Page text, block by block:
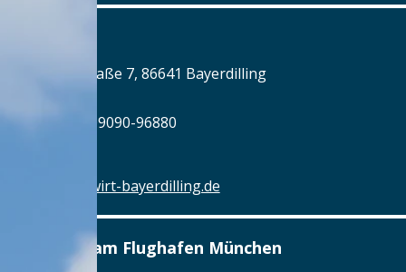
Rainer Straße 7, 86641 Bayerdilling
Tel.: Tel.: 09090-96880
www.neuwirt-bayerdilling.de
Airbräu am Flughafen München